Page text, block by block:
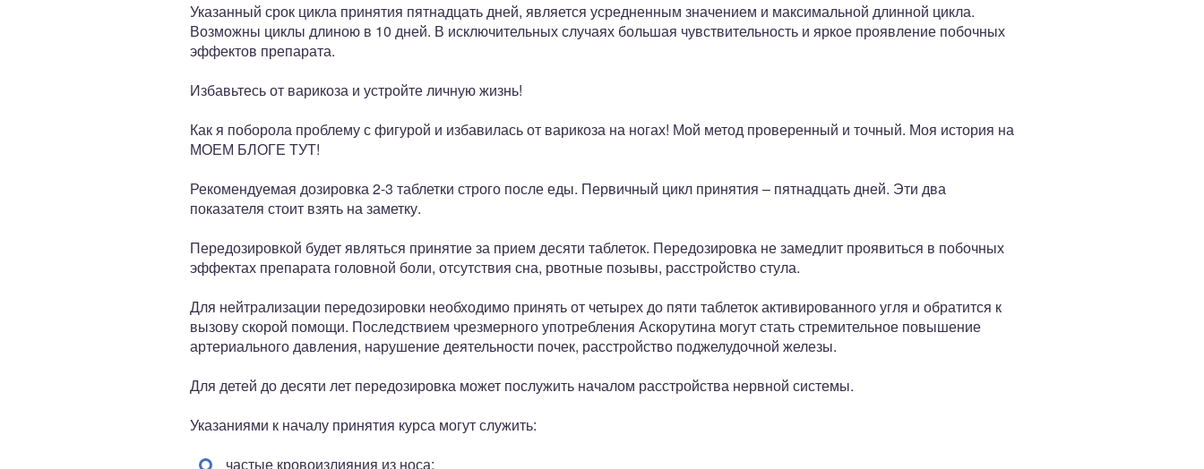
Указанный срок цикла принятия пятнадцать дней, является усредненным значением и максимальной длинной цикла.
Возможны циклы длиною в 10 дней. В исключительных случаях большая чувствительность и яркое проявление побочных
эффектов препарата.
Избавьтесь от варикоза и устройте личную жизнь!
Как я поборола проблему с фигурой и избавилась от варикоза на ногах! Мой метод проверенный и точный. Моя история на
МОЕМ БЛОГЕ ТУТ!
Рекомендуемая дозировка 2-3 таблетки строго после еды. Первичный цикл принятия – пятнадцать дней. Эти два
показателя стоит взять на заметку.
Передозировкой будет являться принятие за прием десяти таблеток. Передозировка не замедлит проявиться в побочных
эффектах препарата головной боли, отсутствия сна, рвотные позывы, расстройство стула.
Для нейтрализации передозировки необходимо принять от четырех до пяти таблеток активированного угля и обратится к
вызову скорой помощи. Последствием чрезмерного употребления Аскорутина могут стать стремительное повышение
артериального давления, нарушение деятельности почек, расстройство поджелудочной железы.
Для детей до десяти лет передозировка может послужить началом расстройства нервной системы.
Указаниями к началу принятия курса могут служить:
частые кровоизлияния из носа;